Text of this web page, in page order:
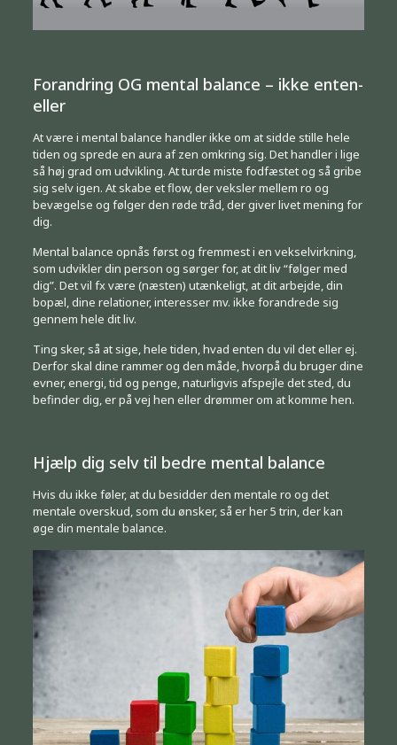
Forandring OG mental balance – ikke enten-
eller
At være i mental balance handler ikke om at sidde stille hele
tiden og sprede en aura af zen omkring sig. Det handler i lige
så høj grad om udvikling. At turde miste fodfæstet og så gribe
sig selv igen. At skabe et flow, der veksler mellem ro og
bevægelse og følger den røde tråd, der giver livet mening for
dig.
Mental balance opnås først og fremmest i en vekselvirkning,
som udvikler din person og sørger for, at dit liv “følger med
dig”. Det vil fx være (næsten) utænkeligt, at dit arbejde, din
bopæl, dine relationer, interesser mv. ikke forandrede sig
gennem hele dit liv.
Ting sker, så at sige, hele tiden, hvad enten du vil det eller ej.
Derfor skal dine rammer og den måde, hvorpå du bruger dine
evner, energi, tid og penge, naturligvis afspejle det sted, du
befinder dig, er på vej hen eller drømmer om at komme hen.
Hjælp dig selv til bedre mental balance
Hvis du ikke føler, at du besidder den mentale ro og det
mentale overskud, som du ønsker, så er her 5 trin, der kan
øge din mentale balance.